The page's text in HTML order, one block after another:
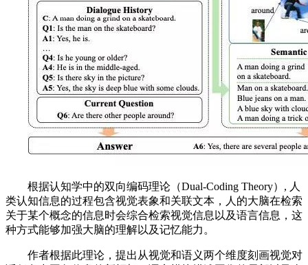
根据认知学中的双向编码理论（Dual-Coding Theory）, 人
类认知信息的过程包含视觉表象和关联文本，人的大脑在检索
关于某个概念的信息时会综合检索视觉信息以及语言信息，这
种方式能够加强大脑的理解以及记忆能力。
作者根据此理论，提出从视觉和语义两个维度刻画视觉对